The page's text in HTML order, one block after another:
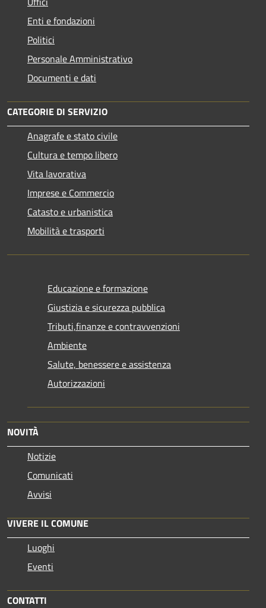
Enti e fondazioni
Politici
Personale Amministrativo
Documenti e dati
CATEGORIE DI SERVIZIO
Anagrafe e stato civile
Cultura e tempo libero
Vita lavorativa
Imprese e Commercio
Catasto e urbanistica
Mobilità e trasporti
Educazione e formazione
Giustizia e sicurezza pubblica
Tributi,finanze e contravvenzioni
Ambiente
Salute, benessere e assistenza
Autorizzazioni
NOVITÀ
Notizie
Comunicati
Avvisi
VIVERE IL COMUNE
Luoghi
Eventi
CONTATTI